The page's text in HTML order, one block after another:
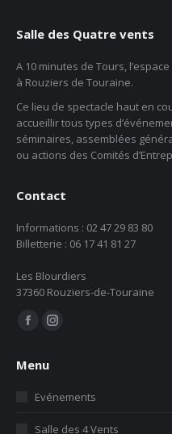
Salle des Quatre vents
A 10 minutes de Tours,
à Rouziers de Touraine.
Ce lieu de spectacle haut en
accueillir tous types
séminaires, assemblées
ou actions des Comités
Contact
Informations : 02 47 29 83 80
Billetterie : 06 17 41 81 27
Les Blourdiers
37360 Rouziers-de-Touraine
Trouvez nous sur :
La
Facebook
s'ouvre
La
s'ouvre
Menu
Evénements
Salle des 4 Vents